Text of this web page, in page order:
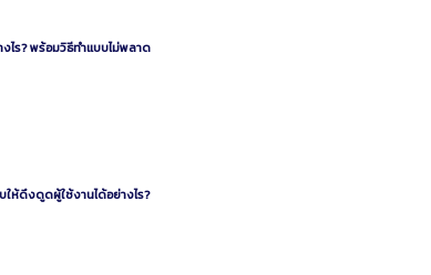
ไร? พร้อมวิธีทำแบบไม่พลาด
ให้ดึงดูดผู้ใช้งานได้อย่างไร?